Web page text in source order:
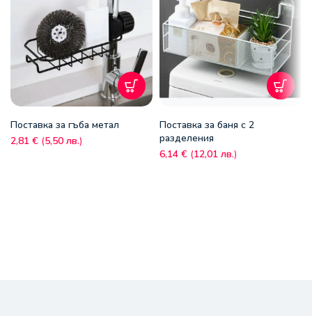
Поставка за гъба метал
2,81 € (5,50 лв.)
Поставка за баня с 2
разделения
6,14 € (12,01 лв.)